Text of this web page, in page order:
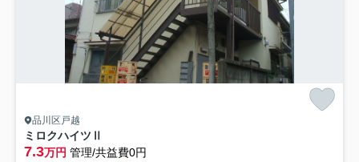
品川区戸越
ミロクハイツⅡ
7.3万円 管理/共益費0円